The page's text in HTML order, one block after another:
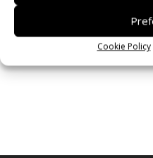
Cookie Policy
ISCRIVITI